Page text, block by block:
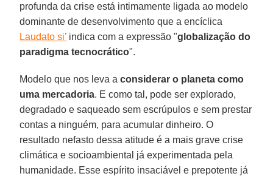
profunda da crise está intimamente ligada ao modelo
dominante de desenvolvimento que a encíclica
Laudato si’ indica com a expressão "globalização do
paradigma tecnocrático".
Modelo que nos leva aconsiderar o planeta como
uma mercadoria. E como tal, pode ser explorado,
degradado e saqueado sem escrúpulos e sem prestar
contas a ninguém, para acumular dinheiro. O
resultado nefasto dessa atitude é a mais grave crise
climática e socioambiental já experimentada pela
humanidade. Esse espírito insaciável e prepotente já